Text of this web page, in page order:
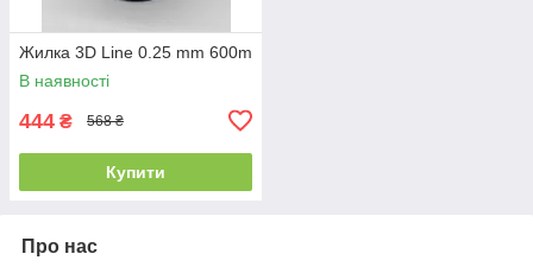
Жилка 3D Line 0.25 mm 600m
В наявності
444 ₴ 568 ₴
Купити
Про нас